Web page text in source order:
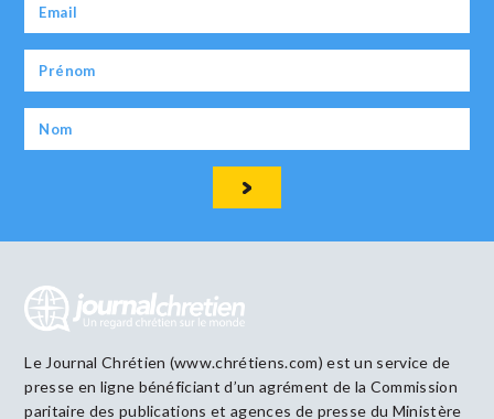
Le Journal Chrétien (www.chrétiens.com) est un service de
presse en ligne bénéficiant d’un agrément de la Commission
paritaire des publications et agences de presse du Ministère